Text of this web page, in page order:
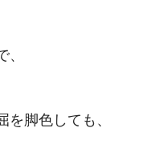
を脚色しても、